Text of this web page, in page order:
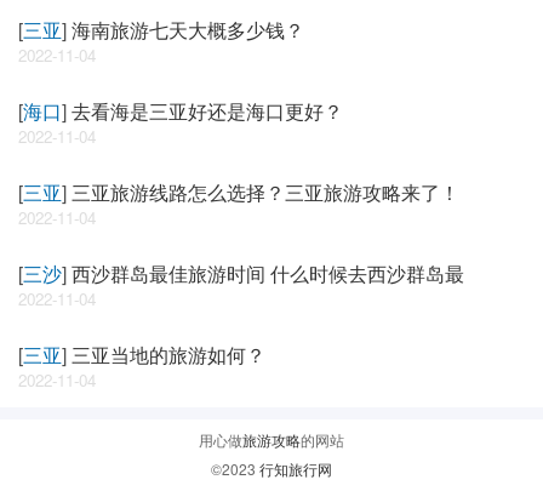
[三亚]海南旅游七天大概多少钱？
2022-11-04
[海口]去看海是三亚好还是海口更好？
2022-11-04
[三亚] 三亚旅游线路怎么选择？三亚旅游攻略来了！
2022-11-04
[三沙]西沙群岛最佳旅游时间 什么时候去西沙群岛最
2022-11-04
[三亚] 三亚当地的旅游如何？
2022-11-04
用心做旅游攻略的网站
©2023 行知旅行网